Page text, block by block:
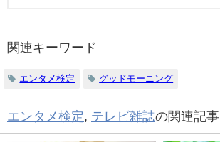
関連キーワード
エンタメ検定 グッドモーニング
エンタメ検定, テレビ雑誌の関連記事